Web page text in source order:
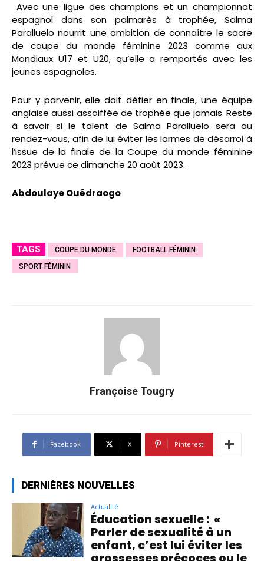
Avec une ligue des champions et un championnat
espagnol dans son palmarès à trophée, Salma
Paralluelo nourrit une ambition de connaître le sacre
de coupe du monde féminine 2023 comme aux
Mondiaux U17 et U20, qu’elle a remportés avec les
jeunes espagnoles.
Pour y parvenir, elle doit défier en finale, une équipe
anglaise aussi assoiffée de trophée que jamais. Reste
à savoir si le talent de Salma Paralluelo sera au
rendez-vous, afin de lui éviter les larmes de désarroi à
l’issue de la finale de la Coupe du monde féminine
2023 prévue ce dimanche 20 août 2023.
Abdoulaye Ouédraogo
TAGS COUPE DU MONDE
FOOTBALL FÉMININ
SPORT FÉMININ
Françoise Tougry
Facebook X Pinterest
DERNIÈRES NOUVELLES
Actualité
Éducation sexuelle : «
Parler de sexualité à un
enfant, c’est lui éviter les